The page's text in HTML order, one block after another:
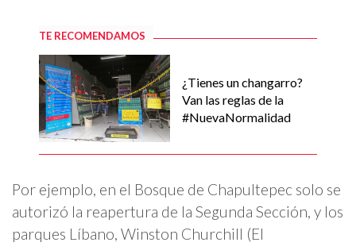
TE RECOMENDAMOS
¿Tienes un changarro?
Van las reglas de la
#NuevaNormalidad
Por ejemplo, en el Bosque de Chapultepec solo se
autorizó la reapertura de la Segunda Sección, y los
parques Líbano, Winston Churchill (El